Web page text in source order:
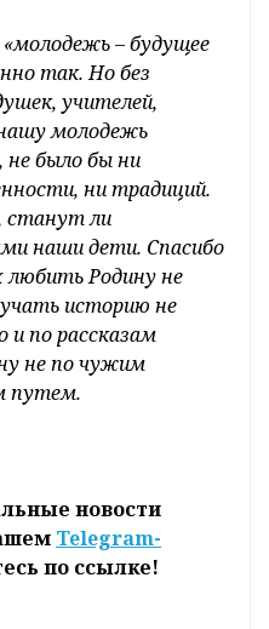
– будущее
так. Но без
учителей,
молодежь
было бы ни
ни традиций.
станут ли
наши дети. Спасибо
Родину не
историю не
и по рассказам
не по чужим
путем.
новости
Telegram-
по ссылке!